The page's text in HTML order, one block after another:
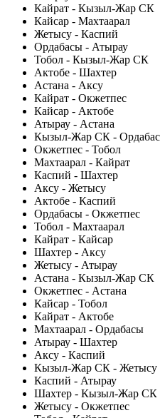
Кайрат - Кызыл-Жар СК
Кайсар - Махтаарал
Жетысу - Каспий
Ордабасы - Атырау
Тобол - Кызыл-Жар СК
Актобе - Шахтер
Астана - Аксу
Кайрат - Окжетпес
Кайсар - Актобе
Атырау - Астана
Кызыл-Жар СК -
Окжетпес - Тобол
Махтаарал - Кайрат
Каспий - Шахтер
Аксу - Жетысу
Актобе - Каспий
Ордабасы - Окжетпес
Тобол - Махтаарал
Кайрат - Кайсар
Шахтер - Аксу
Жетысу - Атырау
Астана - Кызыл-Жар СК
Окжетпес - Астана
Кайсар - Тобол
Кайрат - Актобе
Махтаарал - Ордабасы
Атырау - Шахтер
Аксу - Каспий
Кызыл-Жар СК - Жетысу
Каспий - Атырау
Шахтер - Кызыл-Жар СК
Жетысу - Окжетпес